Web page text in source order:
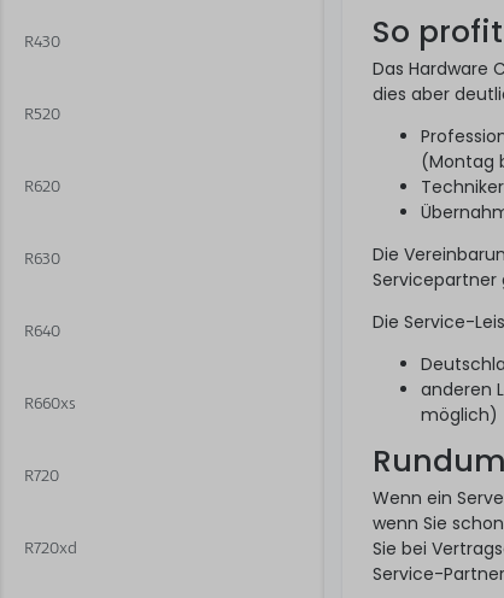
R430
R520
R620
R630
R640
R660xs
R720
R720xd
So
Das Hardware
dies aber
(Montag
Die
Servicepartner
Die Service-
anderen
möglich)
Wenn ein
wenn Sie
Sie bei
Service-